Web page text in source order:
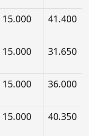
15.000 41.400
15.000 31.650
15.000 36.000
15.000 40.350